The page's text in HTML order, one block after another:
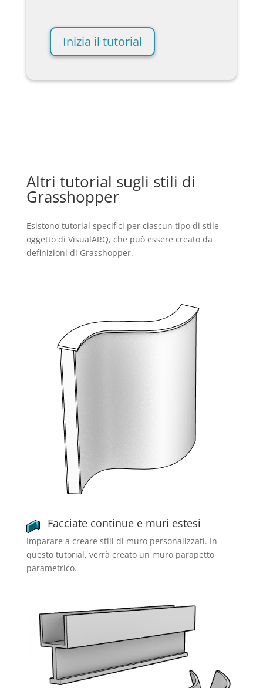
Inizia il tutorial
Altri tutorial sugli stili di
Grasshopper
Esistono tutorial specifici per ciascun tipo di stile
oggetto di VisualARQ, che può essere creato da
definizioni di Grasshopper.
Facciate continue e muri estesi
Imparare a creare stili di muro personalizzati. In
questo tutorial, verrà creato un muro parapetto
parametrico.